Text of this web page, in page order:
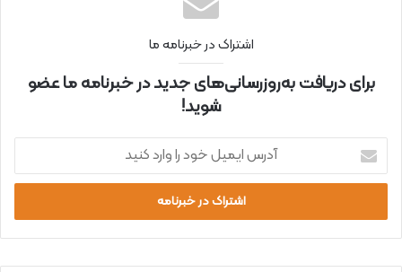
اشتراک در خبرنامه ما
برای دریافت به‌روزرسانی‌های جدید در خبرنامه ما عضو
شوید!
ر
ا
ی